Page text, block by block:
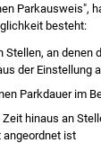
Parkausweis",
besteht:
Stellen, an denen
der Einstellung
Parkdauer im
hinaus an
angeordnet ist